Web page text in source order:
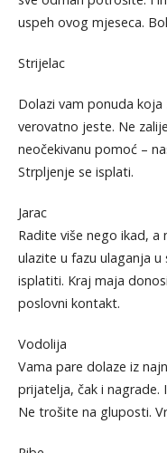
uspeh ovog mjeseca.
Strijelac
Dolazi vam ponuda
verovatno jeste. Ne
neočekivanu pomoć –
Strpljenje se isplati.
Jarac
Radite više nego ikad,
ulazite u fazu ulaganja
isplatiti. Kraj maja
poslovni kontakt.
Vodolija
Vama pare dolaze iz
prijatelja, čak i nagrade.
Ne trošite na gluposti.